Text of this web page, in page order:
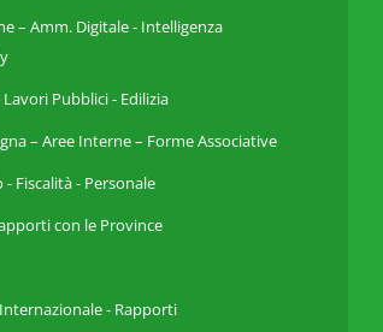
– Amm. Digitale - Intelligenza
Pubblici - Edilizia
– Aree Interne – Forme Associative
- Fiscalità - Personale
con le Province
- Rapporti